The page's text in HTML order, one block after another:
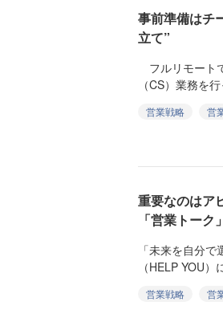
事前準備はチ
立て”
フルリモート
（CS）業務を
営業戦略
営
重要なのはア
「営業トーク
「未来を自分
（HELP YOU
営業戦略
営